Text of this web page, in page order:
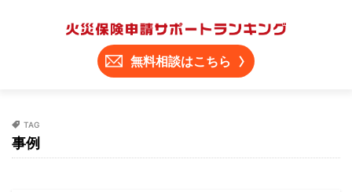
無料相談はこちら
TAG
事例